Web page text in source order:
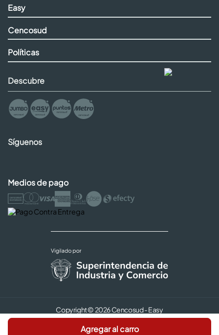
Agregar al carro
Easy
Cencosud
Políticas
Descubre
Síguenos
Medios de pago
Copyright © 2026 Cencosud - Easy
Términos y Condiciones |
Seguridad y Privacidad |